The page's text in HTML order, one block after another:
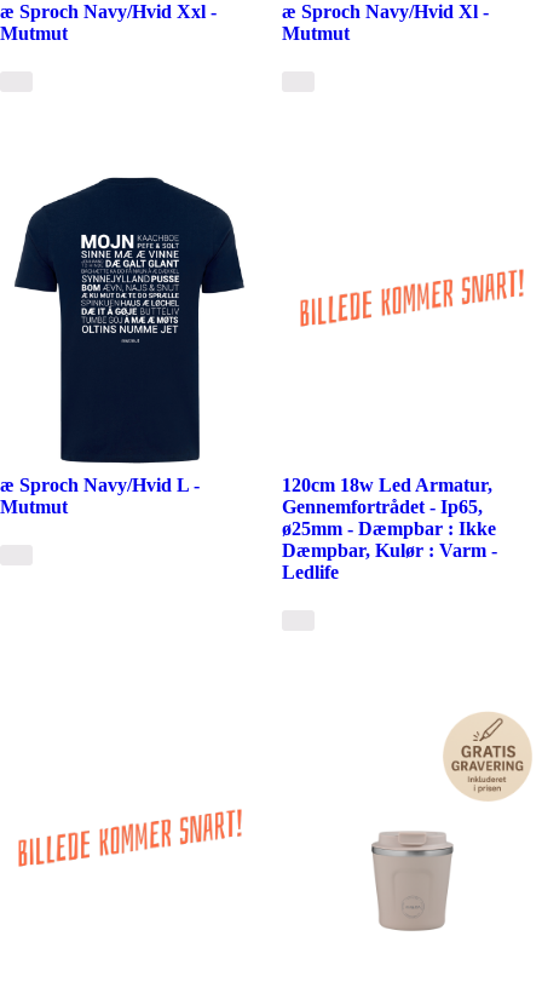
æ Sproch Navy/Hvid Xxl -
Mutmut
æ Sproch Navy/Hvid Xl -
Mutmut
æ Sproch Navy/Hvid L -
Mutmut
120cm 18w Led Armatur,
Gennemfortrådet - Ip65,
ø25mm - Dæmpbar : Ikke
Dæmpbar, Kulør : Varm -
Ledlife